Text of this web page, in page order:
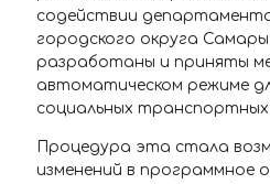
содействии
городского округа
разработаны и приняты
автоматическом режиме
социальных
Процедура эта стала
изменений в программное